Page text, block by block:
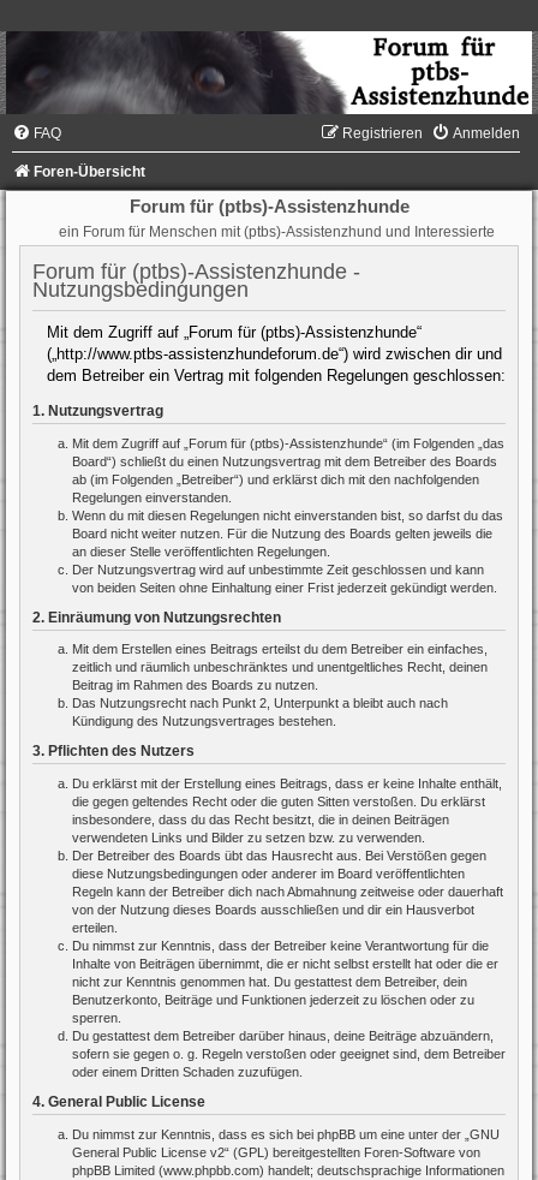
FAQ Anmelden
Registrieren
Foren-Übersicht
Forum für (ptbs)-Assistenzhunde
ein Forum für Menschen mit (ptbs)-Assistenzhund und Interessierte
Forum für (ptbs)-Assistenzhunde -
Nutzungsbedingungen
Mit dem Zugriff auf „Forum für (ptbs)-Assistenzhunde“
(„http://www.ptbs-assistenzhundeforum.de“) wird zwischen dir und
dem Betreiber ein Vertrag mit folgenden Regelungen geschlossen:
1. Nutzungsvertrag
Mit dem Zugriff auf „Forum für (ptbs)-Assistenzhunde“ (im Folgenden „das
Board“) schließt du einen Nutzungsvertrag mit dem Betreiber des Boards
ab (im Folgenden „Betreiber“) und erklärst dich mit den nachfolgenden
Regelungen einverstanden.
Wenn du mit diesen Regelungen nicht einverstanden bist, so darfst du das
Board nicht weiter nutzen. Für die Nutzung des Boards gelten jeweils die
an dieser Stelle veröffentlichten Regelungen.
Der Nutzungsvertrag wird auf unbestimmte Zeit geschlossen und kann
von beiden Seiten ohne Einhaltung einer Frist jederzeit gekündigt werden.
2. Einräumung von Nutzungsrechten
Mit dem Erstellen eines Beitrags erteilst du dem Betreiber ein einfaches,
zeitlich und räumlich unbeschränktes und unentgeltliches Recht, deinen
Beitrag im Rahmen des Boards zu nutzen.
Das Nutzungsrecht nach Punkt 2, Unterpunkt a bleibt auch nach
Kündigung des Nutzungsvertrages bestehen.
3. Pflichten des Nutzers
Du erklärst mit der Erstellung eines Beitrags, dass er keine Inhalte enthält,
die gegen geltendes Recht oder die guten Sitten verstoßen. Du erklärst
insbesondere, dass du das Recht besitzt, die in deinen Beiträgen
verwendeten Links und Bilder zu setzen bzw. zu verwenden.
Der Betreiber des Boards übt das Hausrecht aus. Bei Verstößen gegen
diese Nutzungsbedingungen oder anderer im Board veröffentlichten
Regeln kann der Betreiber dich nach Abmahnung zeitweise oder dauerhaft
von der Nutzung dieses Boards ausschließen und dir ein Hausverbot
erteilen.
Du nimmst zur Kenntnis, dass der Betreiber keine Verantwortung für die
Inhalte von Beiträgen übernimmt, die er nicht selbst erstellt hat oder die er
nicht zur Kenntnis genommen hat. Du gestattest dem Betreiber, dein
Benutzerkonto, Beiträge und Funktionen jederzeit zu löschen oder zu
sperren.
Du gestattest dem Betreiber darüber hinaus, deine Beiträge abzuändern,
sofern sie gegen o. g. Regeln verstoßen oder geeignet sind, dem Betreiber
oder einem Dritten Schaden zuzufügen.
4. General Public License
Du nimmst zur Kenntnis, dass es sich bei phpBB um eine unter der „ GNU
General Public License v2“ (GPL) bereitgestellten Foren-Software von
phpBB Limited (www.phpbb.com) handelt; deutschsprachige Informationen